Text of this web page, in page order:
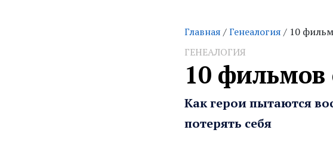
Главная /Генеалогия / 10
ГЕНЕАЛОГИЯ
10 фильмов
Как герои пытаются
потерять себя